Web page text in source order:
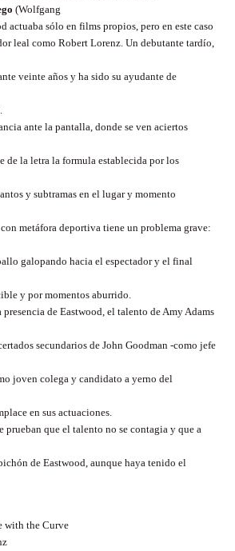
(Wolfgang
actuaba sólo en films propios, pero en este caso
leal como Robert Lorenz. Un debutante tardío,
veinte años y ha sido su ayudante de
ante la pantalla, donde se ven aciertos
de la letra la formula establecida por los
y subtramas en el lugar y momento
metáfora deportiva tiene un problema grave:
galopando hacia el espectador y el final
y por momentos aburrido.
de Eastwood, el talento de Amy Adams
secundarios de John Goodman -como jefe
joven colega y candidato a yerno del
en sus actuaciones.
prueban que el talento no se contagia y que a
de Eastwood, aunque haya tenido el
with the Curve